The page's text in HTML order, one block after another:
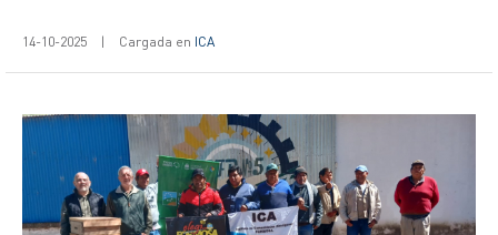
14-10-2025 | Cargada en ICA